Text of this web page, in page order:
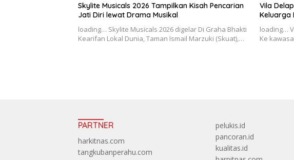
Skylite Musicals 2026 Tampilkan Kisah Pencarian
Jati Diri lewat Drama Musikal
loading… Skylite Musicals 2026 digelar Di Graha Bhakti
Kearifan Lokal Dunia, Taman Ismail Marzuki (Skuat),…
Vila
Keluarga
loading…
Ke
PARTNER
harkitnas.com
tangkubanperahu.com
pelukis.id
pancoran.id
kualitas.id